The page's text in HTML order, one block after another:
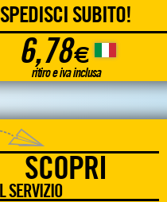
SPEDISCI SUBITO!
6,78€
ritiro e iva inclusa
SCOPRI
SERVIZIO